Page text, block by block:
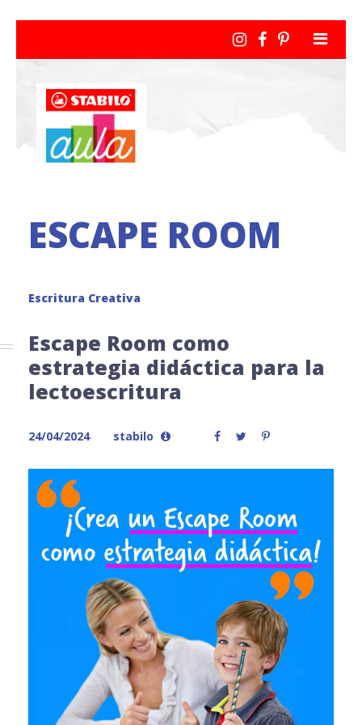
ESCAPE ROOM
Escritura Creativa
Escape Room como
estrategia didáctica para la
lectoescritura
24/04/2024 stabilo